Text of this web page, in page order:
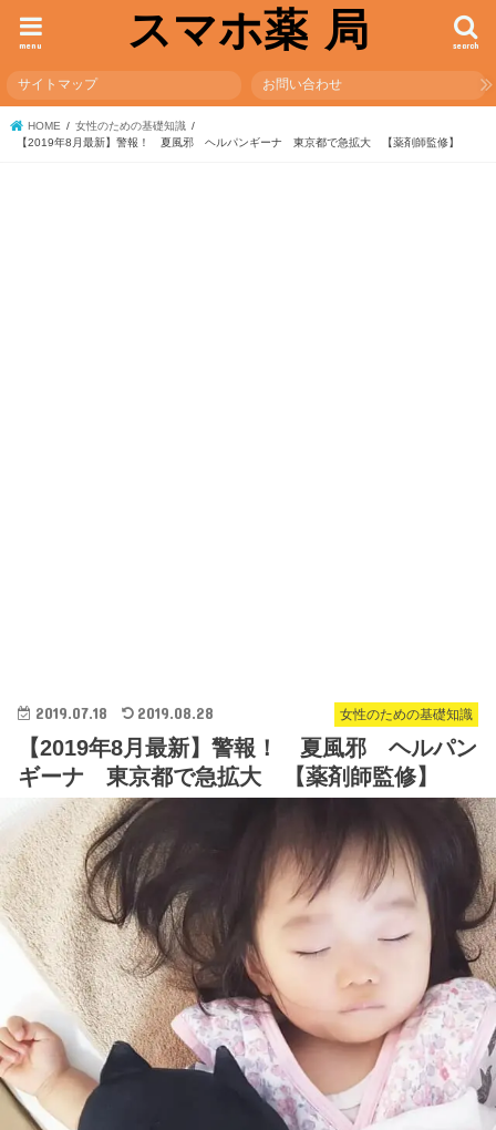
スマホ薬 局 search
menu
サイトマップ お問い合わせ
HOME
女性のための基礎知識
【2019年8月最新】警報！ 夏風邪 ヘルパンギーナ 東京都で急拡大 【薬剤師監修】
女性のための基礎知識
2019.07.18 2019.08.28
【2019年8月最新】警報！ 夏風邪 ヘルパン
ギーナ 東京都で急拡大 【薬剤師監修】